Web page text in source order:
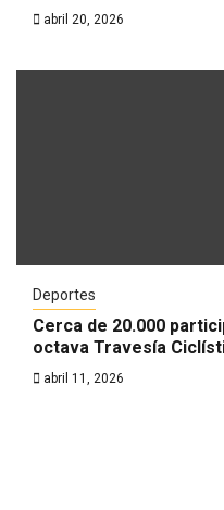
abril 20, 2026
Deportes
Cerca de 20.000
octava Travesía
abril 11, 2026